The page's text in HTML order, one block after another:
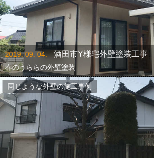
2019. 09. 04. 酒田市Y様宅外壁塗装工事
春のうららの外壁塗装
同じような外壁の施工事例